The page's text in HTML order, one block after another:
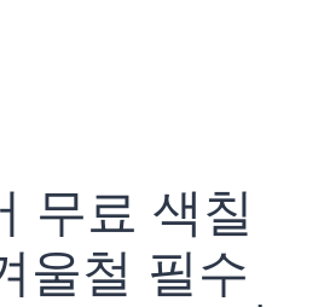
무료 색칠
울철 필수